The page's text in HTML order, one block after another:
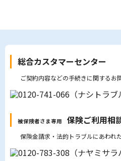
総合カスタマーセンター
ご契約内容などの手続きに関するお
被保険者さま専用 保険ご利用相
保険金請求・法的トラブルにあわれ